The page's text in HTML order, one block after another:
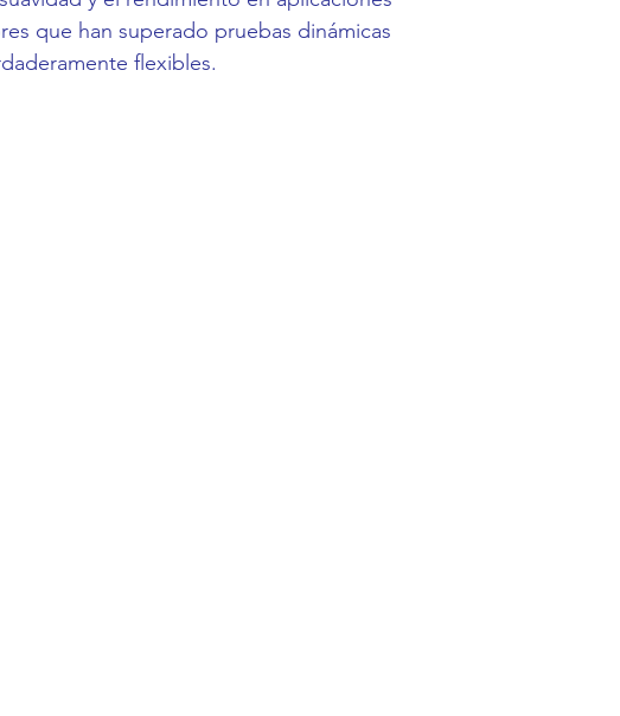
que han superado pruebas dinámicas
flexibles.